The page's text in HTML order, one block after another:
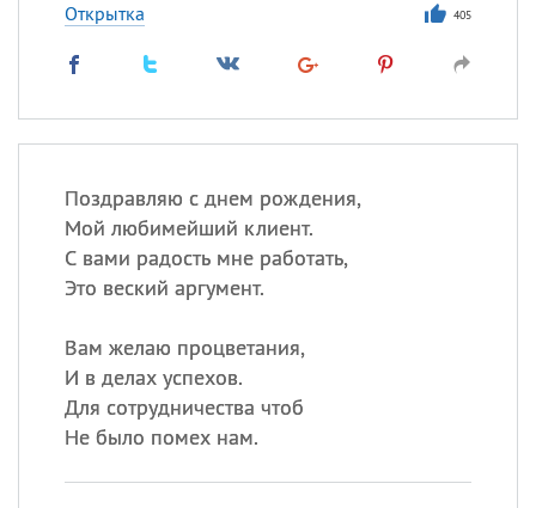
Открытка 405
Поздравляю с днем рождения,
Мой любимейший клиент.
С вами радость мне работать,
Это веский аргумент.
Вам желаю процветания,
И в делах успехов.
Для сотрудничества чтоб
Не было помех нам.